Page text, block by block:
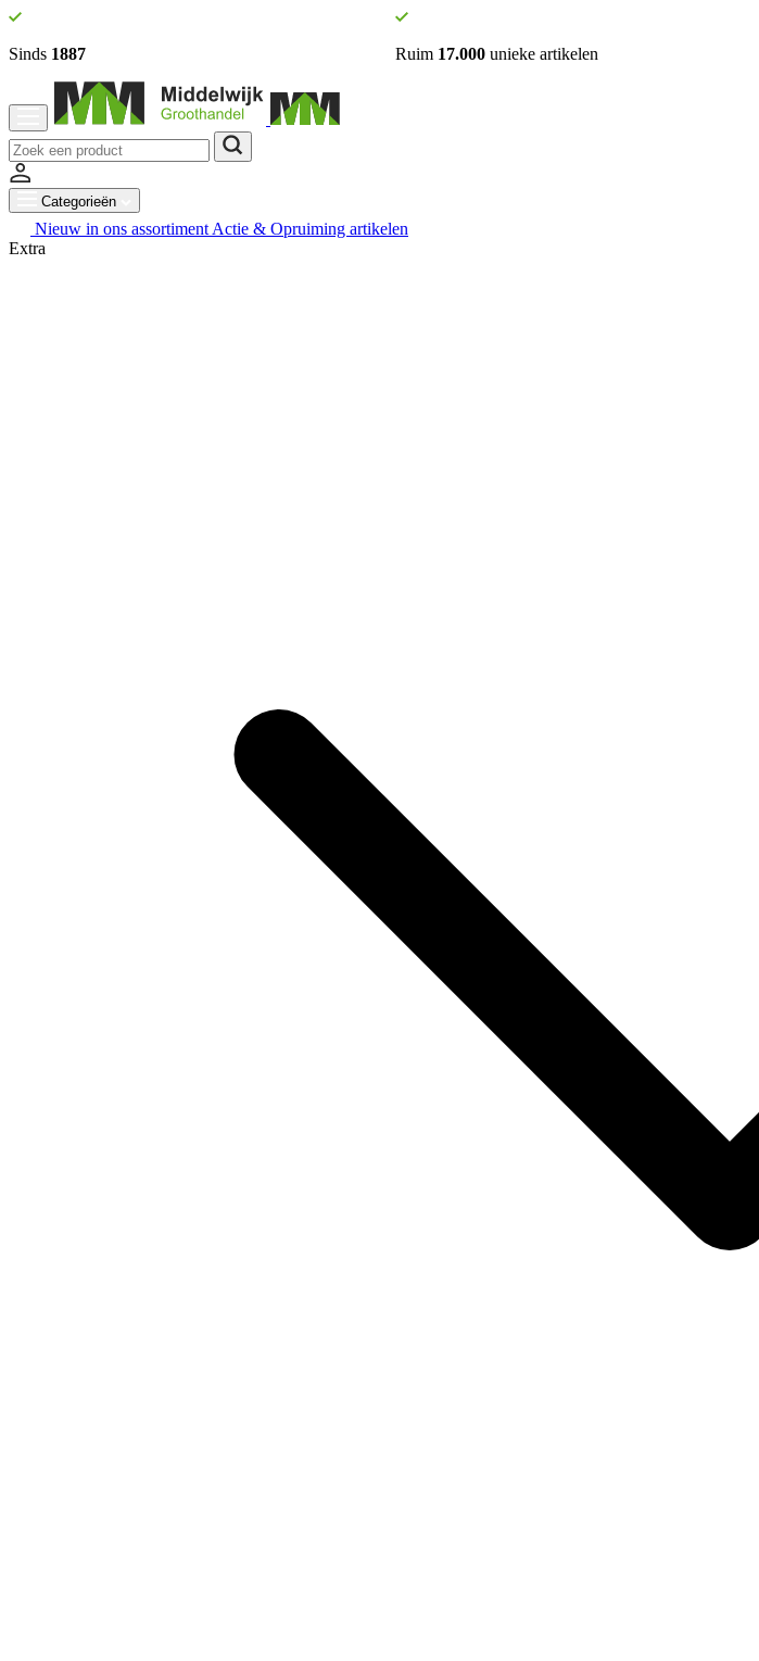
Sinds 1887 Ruim 17.000 unieke artikelen
Categorieën
Nieuw in ons assortiment Actie & Opruiming artikelen
Extra